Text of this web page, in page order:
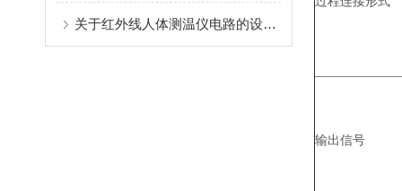
关于红外线人体测温仪电路的设计方法
输出信号